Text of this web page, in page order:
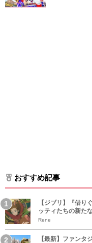
おすすめ記事
【ジブリ】『借り
ッティたちの新た
Rene
【最新】ファンタ